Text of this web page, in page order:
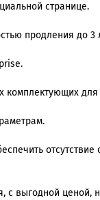
странице.
продления до 3
для
с выгодной ценой,